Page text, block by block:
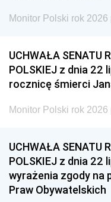
Monitor Polski rok 2026
UCHWAŁA SENATU
POLSKIEJ z dnia 22
rocznicę śmierci
Monitor Polski rok 2026
UCHWAŁA SENATU
POLSKIEJ z dnia 22
wyrażenia zgody na
Praw Obywatelskich